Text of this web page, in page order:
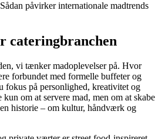
påvirker internationale madtrends
cateringbranchen
vi tænker madoplevelser på. Hvor
forbundet med formelle buffeter og
fokus på personlighed, kreativitet og
om at servere mad, men om at skabe
historie – om kultur, håndværk og